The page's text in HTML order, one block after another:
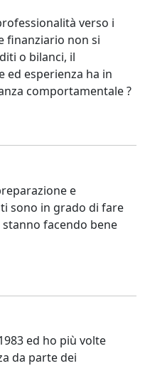
verso i
finanziario non si
o bilanci, il
ed esperienza ha in
comportamentale ?
e
sono in grado di fare
facendo bene
ed ho più volte
da parte dei